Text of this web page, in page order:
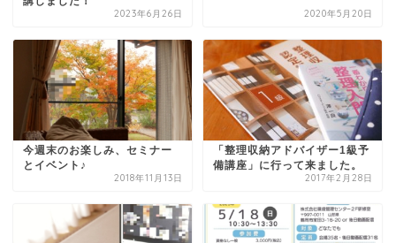
2023年6月26日 2020年5月20日
今週末のお楽しみ、セミナー
とイベント♪
2018年11月13日
「整理収納アドバイザー1級予
備講座」に行って来ました。
2017年2月28日